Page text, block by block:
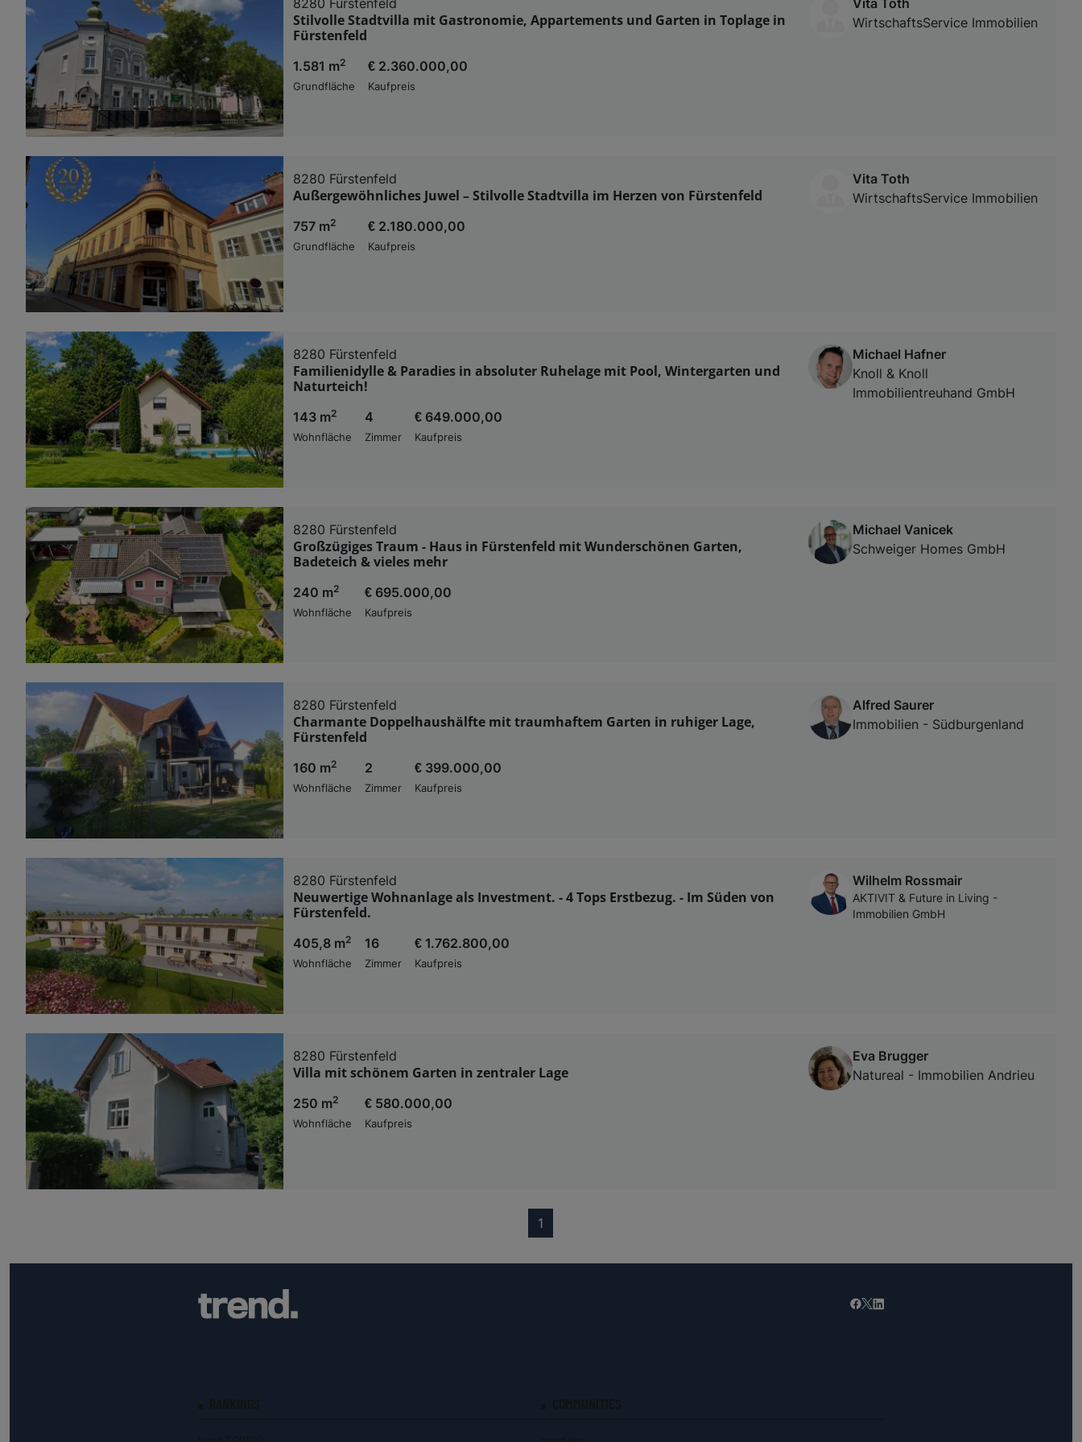
Stilvolle Stadtvilla mit Gastronomie, Appartements und Garten in Toplage in
Fürstenfeld
1.581 m2
Grundfläche
€ 2.360.000,00
Kaufpreis
WirtschaftsService Immobilien
8280 Fürstenfeld
Außergewöhnliches Juwel – Stilvolle Stadtvilla im Herzen von Fürstenfeld
757 m2
Grundfläche
€ 2.180.000,00
Kaufpreis
Vita Toth
WirtschaftsService Immobilien
8280 Fürstenfeld
Familienidylle & Paradies in absoluter Ruhelage mit Pool, Wintergarten und
Naturteich!
143 m2
Wohnfläche
4
Zimmer
€ 649.000,00
Kaufpreis
Michael Hafner
Knoll & Knoll
Immobilientreuhand GmbH
8280 Fürstenfeld
Großzügiges Traum - Haus in Fürstenfeld mit Wunderschönen Garten,
Badeteich & vieles mehr
240 m2
Wohnfläche
€ 695.000,00
Kaufpreis
Michael Vanicek
Schweiger Homes GmbH
8280 Fürstenfeld
Charmante Doppelhaushälfte mit traumhaftem Garten in ruhiger Lage,
Fürstenfeld
160 m2
Wohnfläche
2
Zimmer
€ 399.000,00
Kaufpreis
Alfred Saurer
Immobilien - Südburgenland
8280 Fürstenfeld
Neuwertige Wohnanlage als Investment. - 4 Tops Erstbezug. - Im Süden von
Fürstenfeld.
405,8 m2
Wohnfläche
16
Zimmer
€ 1.762.800,00
Kaufpreis
Wilhelm Rossmair
AKTIVIT & Future in Living -
Immobilien GmbH
8280 Fürstenfeld
Villa mit schönem Garten in zentraler Lage
250 m2
Wohnfläche
€ 580.000,00
Kaufpreis
Eva Brugger
Natureal - Immobilien Andrieu
1